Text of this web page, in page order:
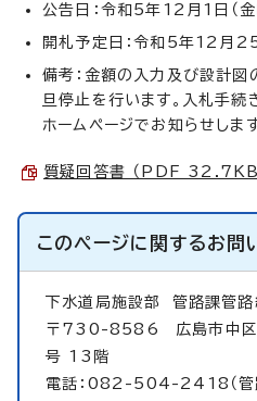
公告日：令和5年12月1日（金
開札予定日：令和5年12月25
備考：金額の入力及び設計図
旦停止を行います。入札手続
ホームページでお知らせします
質疑回答書 （PDF 32.7KB
このページに関するお問
下水道局施設部 管路課管路
〒730-8586 広島市中区
号 13階
電話：082-504-2418（管